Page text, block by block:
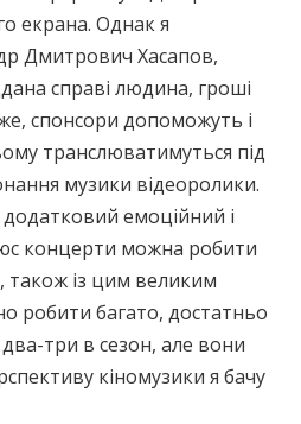
екрана. Однак я
Дмитрович Хасапов,
справі людина, гроші
спонсори допоможуть і
транслюватимуться під
музики відеоролики.
емоційний і
концерти можна робити
також із цим великим
робити багато, достатньо
три в сезон, але вони
кіномузики я бачу